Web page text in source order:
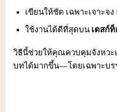
เขียนให้ชัด เฉพาะเจาะจ
ใช้งานได้ดีที่สุดบน เดสก์
วิธีนี้ช่วยให้คุณควบคุมจังหวะ
บทได้มากขึ้น—โดยเฉพาะบร